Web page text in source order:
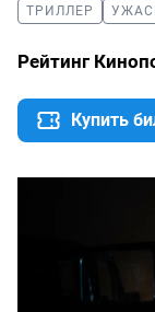
ТРИЛЛЕР
Рейтинг
Купить